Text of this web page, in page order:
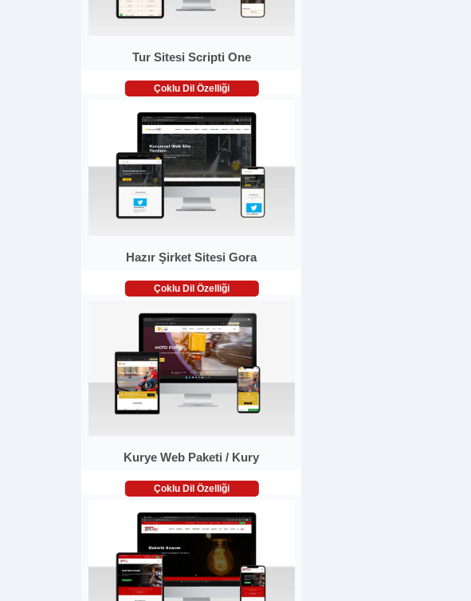
Tur Sitesi Scripti One
Çoklu Dil Özelliği
Hazır Şirket Sitesi Gora
Çoklu Dil Özelliği
Kurye Web Paketi / Kury
Çoklu Dil Özelliği